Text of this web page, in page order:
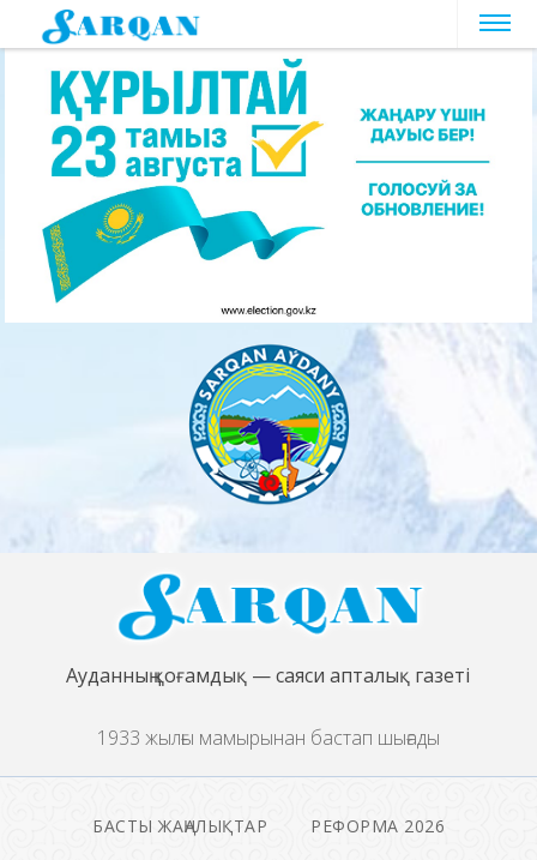
Ауданның қоғамдық — саяси апталық газеті
1933 жылғы мамырынан бастап шығады
БАСТЫ ЖАҢАЛЫҚТАР РЕФОРМА 2026